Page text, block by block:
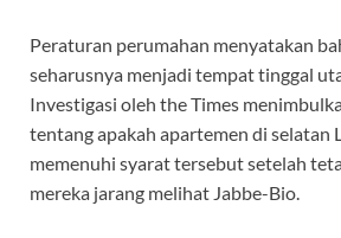
Peraturan perumahan menyatakan
seharusnya menjadi tempat tinggal
Investigasi oleh the Times
tentang apakah apartemen di selatan
memenuhi syarat tersebut setelah
mereka jarang melihat Jabbe-Bio.